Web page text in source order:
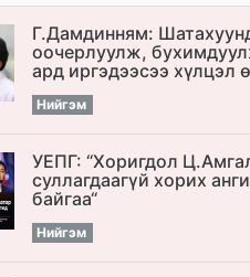
Г.Дамдинням:
оочерлуулж,
ард иргэдээсээ хүлцэл
Нийгэм
УЕПГ: “Хоригдол
cуллагдаагүй хорих
байгаа“
Нийгэм